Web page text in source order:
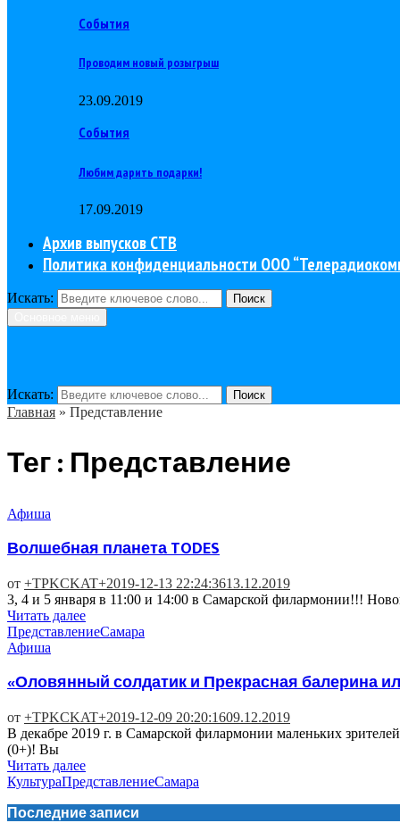
События
Проводим новый розыгрыш
23.09.2019
События
Любим дарить подарки!
17.09.2019
Архив выпусков СТВ
Политика конфиденциальности ООО
Искать:
Поиск
Искать: Поиск
Главная » Представление
Тег : Представление
Афиша
Волшебная планета TODES
от +TPKCKAT+2019-12-13 22:24:3613.12.2019
3, 4 и 5 января в 11:00 и 14:00 в Самарской филармонии!!!
Читать далее
ПредставлениеСамара
Афиша
«Оловянный солдатик и Прекрасная балерина
от +TPKCKAT+2019-12-09 20:20:1609.12.2019
В декабре 2019 г. в Самарской филармонии маленьких
(0+)! Вы
Читать далее
КультураПредставлениеСамара
Последние записи